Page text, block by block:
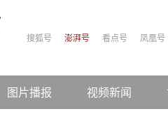
搜狐号 澎湃号 看点号 凤凰号
图片播报 视频新闻